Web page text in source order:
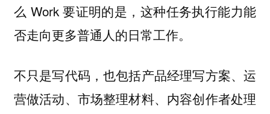
么 Work 要证明的是，这种任务执行能力能
否走向更多普通人的日常工作。
不只是写代码，也包括产品经理写方案、运
营做活动、市场整理材料、内容创作者处理